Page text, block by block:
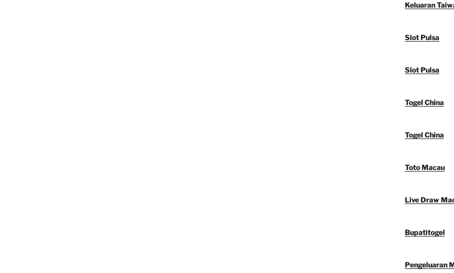
Keluaran
Slot Pulsa
Slot Pulsa
Togel China
Togel China
Toto Macau
Live Draw
Bupatitogel
Pengeluaran